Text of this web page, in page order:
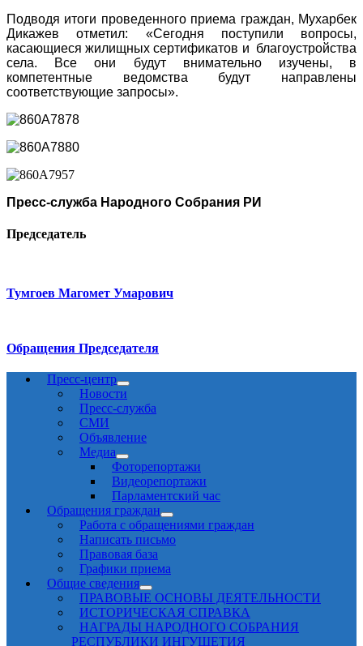
Подводя итоги проведенного приема граждан, Мухарбек
Дикажев отметил: «Сегодня поступили вопросы,
касающиеся жилищных сертификатов и благоустройства
села. Все они будут внимательно изучены, в
компетентные ведомства будут направлены
соответствующие запросы».
Пресс-служба Народного Собрания РИ
Председатель
Тумгоев Магомет Умарович
Обращения Председателя
Пресс-центр
Новости
Пресс-служба
СМИ
Объявление
Медиа
Фоторепортажи
Видеорепортажи
Парламентский час
Обращения граждан
Работа с обращениями граждан
Написать письмо
Правовая база
Графики приема
Общие сведения
ПРАВОВЫЕ ОСНОВЫ ДЕЯТЕЛЬНОСТИ
ИСТОРИЧЕСКАЯ СПРАВКА
НАГРАДЫ НАРОДНОГО СОБРАНИЯ
РЕСПУБЛИКИ ИНГУШЕТИЯ